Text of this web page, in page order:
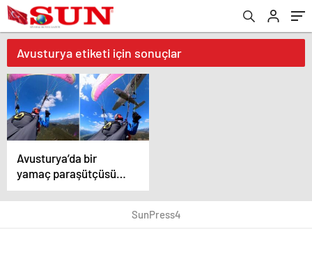
Avusturya etiketi için sonuçlar
Avusturya’da bir
yamaç paraşütçüsüne
uçak çarptı
SunPress4